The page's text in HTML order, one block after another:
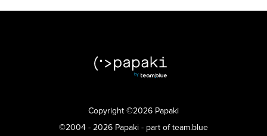
Copyright ©2026 Papaki
©2004 - 2026 Papaki - part of team.blue